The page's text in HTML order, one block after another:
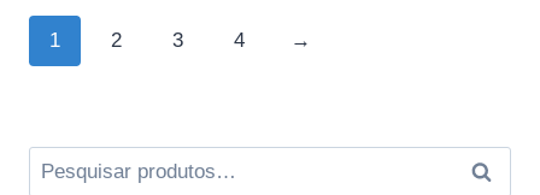
1 2 3 4 →
Pesquisar